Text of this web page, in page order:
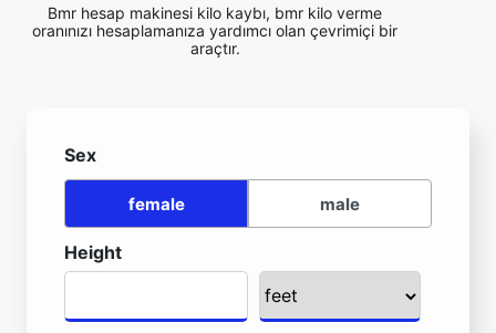
Bmr hesap makinesi kilo kaybı, bmr kilo verme
oranınızı hesaplamanıza yardımcı olan çevrimiçi bir
araçtır.
Sex
female male
Height